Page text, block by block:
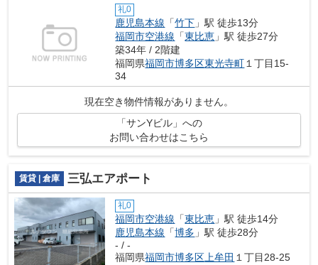
礼0
鹿児島本線 「竹下 」駅 徒歩13分
福岡市空港線 「東比恵 」駅 徒歩27分
築34年 / 2階建
福岡県福岡市博多区東光寺町１丁目15-
34
現在空き物件情報がありません。
「サンYビル」への
お問い合わせはこちら
賃貸 | 倉庫 三弘エアポート
礼0
福岡市空港線 「東比恵 」駅 徒歩14分
鹿児島本線 「博多 」駅 徒歩28分
- / -
福岡県福岡市博多区 上牟田 １丁目28-25